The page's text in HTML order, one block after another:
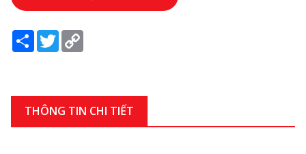
ShareTwitter
THÔNG TIN CHI TIẾT